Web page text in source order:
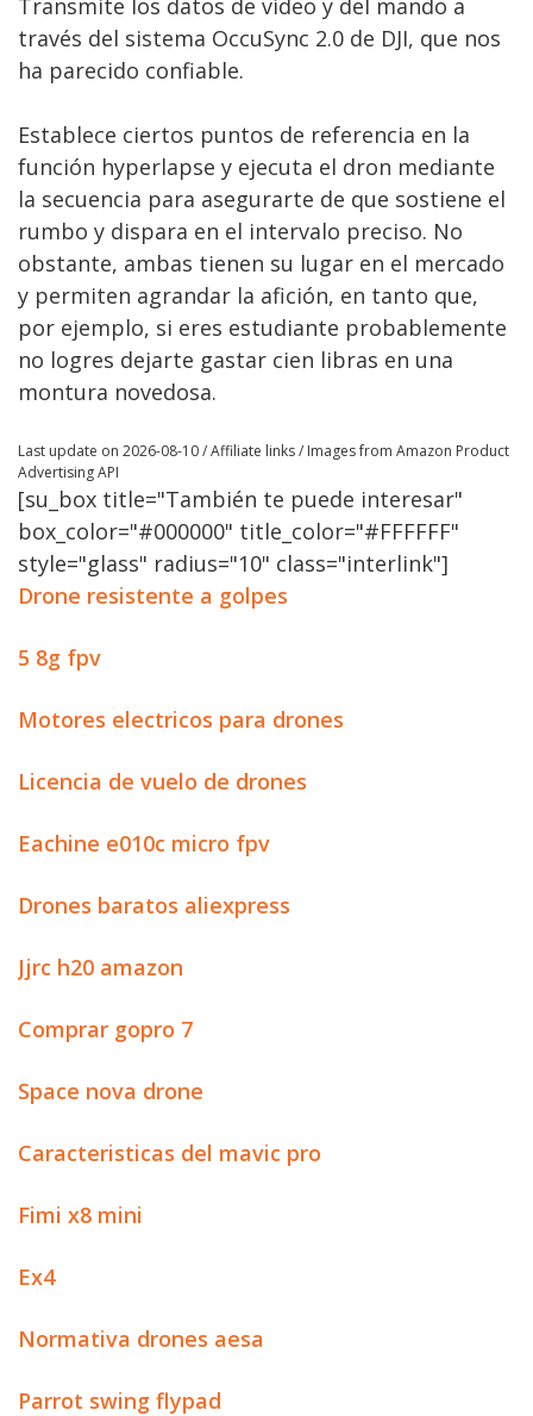
Transmite los datos de vídeo y del mando a
través del sistema OccuSync 2.0 de DJI, que nos
ha parecido confiable.
Establece ciertos puntos de referencia en la
función hyperlapse y ejecuta el dron mediante
la secuencia para asegurarte de que sostiene el
rumbo y dispara en el intervalo preciso. No
obstante, ambas tienen su lugar en el mercado
y permiten agrandar la afición, en tanto que,
por ejemplo, si eres estudiante probablemente
no logres dejarte gastar cien libras en una
montura novedosa.
Last update on 2026-08-10 / Affiliate links / Images from Amazon Product
Advertising API
[su_box title="También te puede interesar"
box_color="#000000" title_color="#FFFFFF"
style="glass" radius="10" class="interlink"]
Drone resistente a golpes
5 8g fpv
Motores electricos para drones
Licencia de vuelo de drones
Eachine e010c micro fpv
Drones baratos aliexpress
Jjrc h20 amazon
Comprar gopro 7
Space nova drone
Caracteristicas del mavic pro
Fimi x8 mini
Ex4
Normativa drones aesa
Parrot swing flypad